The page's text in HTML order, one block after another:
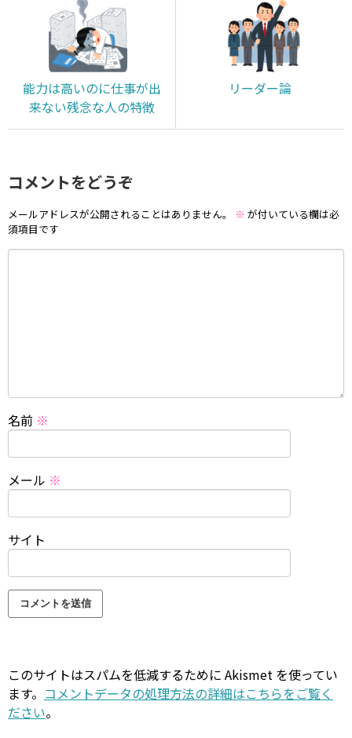
能力は高いのに仕事が出
来ない残念な人の特徴
リーダー論
コメントをどうぞ
メールアドレスが公開されることはありません。 ※ が付いている欄は必
須項目です
名前 ※
メール ※
サイト
このサイトはスパムを低減するために Akismet を使ってい
ます。 コメントデータの処理方法の詳細はこちらをご覧く
ださい。